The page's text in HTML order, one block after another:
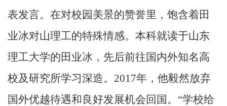
表发言。在对校园美景的赞誉里，饱含着田
业冰对山理工的特殊情感。本科就读于山东
理工大学的田业冰，先后前往国内外知名高
校及研究所学习深造。 2017年，他毅然放弃
国外优越待遇和良好发展机会回国。“学校给